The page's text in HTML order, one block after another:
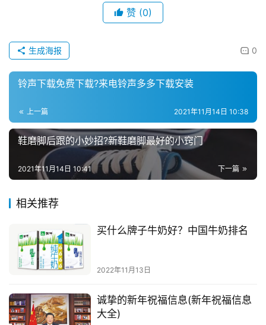
赞 (0)
0
生成海报
铃声下载免费下载?来电铃声多多下载安装
上一篇 2021年11月14日 10:38
鞋磨脚后跟的小妙招?新鞋磨脚最好的小窍门
下一篇
2021年11月14日 10:41
相关推荐
买什么牌子牛奶好？中国牛奶排名
2022年11月13日
诚挚的新年祝福信息(新年祝福信息
大全)